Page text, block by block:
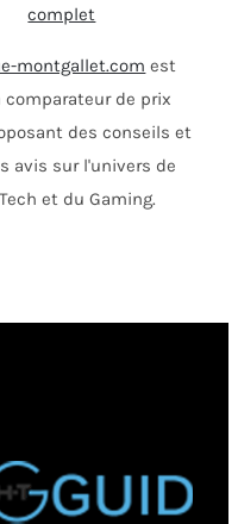
complet
montgallet.com est
comparateur de prix
des conseils et
avis sur l'univers de
et du Gaming.